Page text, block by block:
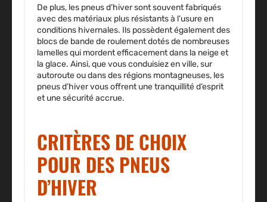
De plus, les pneus d’hiver sont souvent fabriqués
avec des matériaux plus résistants à l’usure en
conditions hivernales. Ils possèdent également des
blocs de bande de roulement dotés de nombreuses
lamelles qui mordent efficacement dans la neige et
la glace. Ainsi, que vous conduisiez en ville, sur
autoroute ou dans des régions montagneuses, les
pneus d’hiver vous offrent une tranquillité d’esprit
et une sécurité accrue.
CRITÈRES DE CHOIX
POUR DES PNEUS
D’HIVER